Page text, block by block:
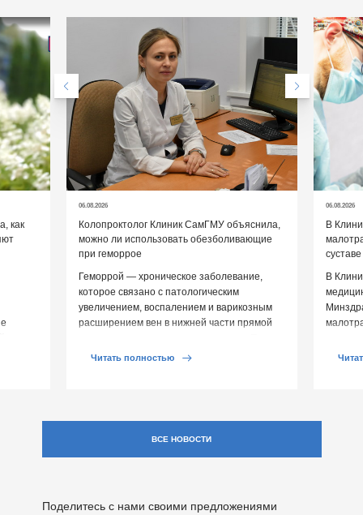
как
06.08.2026
Колопроктолог Клиник СамГМУ объяснила,
можно ли использовать обезболивающие
при геморрое
Геморрой — хроническое заболевание,
которое связано с патологическим
увеличением, воспалением и варикозным
расширением вен в нижней части прямой
обострении […]
Читать полностью
06.08.2026
В
суставе
В
ВСЕ НОВОСТИ
Поделитесь с нами своими предложениями